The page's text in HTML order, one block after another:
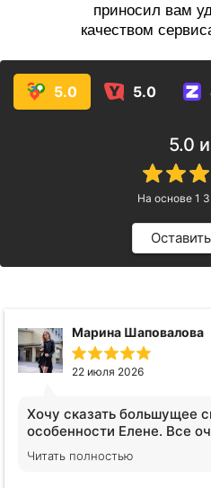
приносил вам
качеством
5.0 5.0
5.0
На основе 1
Анна Видинеева
17 июля 2026
Обратилась за услугами
сложных жильцов, вся
будто никто не убирался
Плитка на полу
Читать полностью